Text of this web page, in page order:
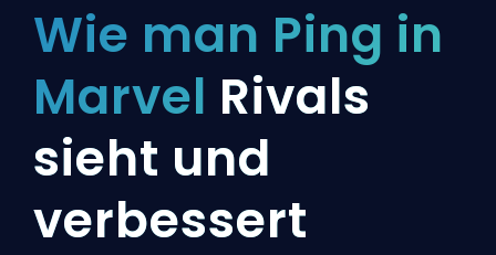
Wie man Ping in
Marvel Rivals
sieht und
verbessert